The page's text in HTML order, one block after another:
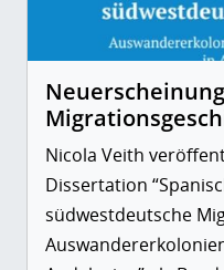
Nicola Veith
Dissertation
südwestdeutsche